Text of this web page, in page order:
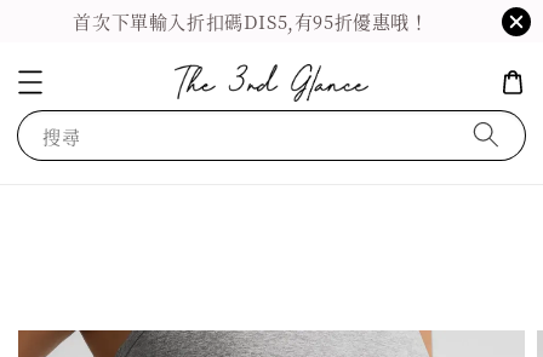
首次下單輸入折扣碼DIS5,有95折優惠哦！
搜尋